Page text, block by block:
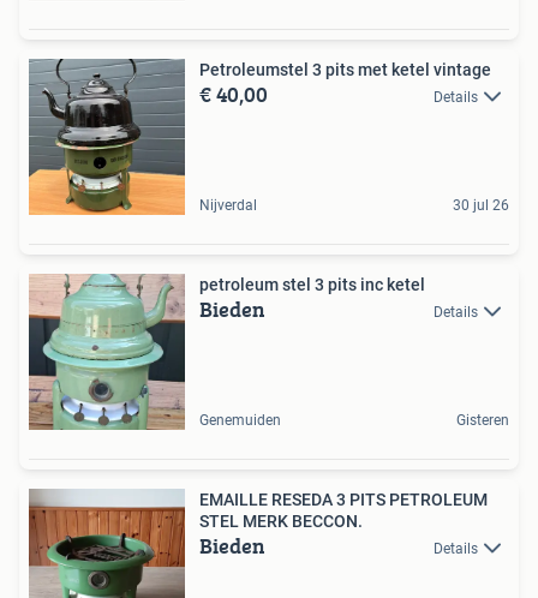
Petroleumstel 3 pits met ketel vintage
€ 40,00 Details
Nijverdal 30 jul 26
petroleum stel 3 pits inc ketel
Bieden Details
Genemuiden Gisteren
EMAILLE RESEDA 3 PITS PETROLEUM
STEL MERK BECCON.
Bieden Details